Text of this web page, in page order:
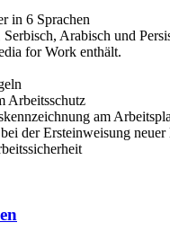
in 6 Sprachen
Arabisch und
for Work enthält.
Arbeitsschutz
am
der Ersteinweisung